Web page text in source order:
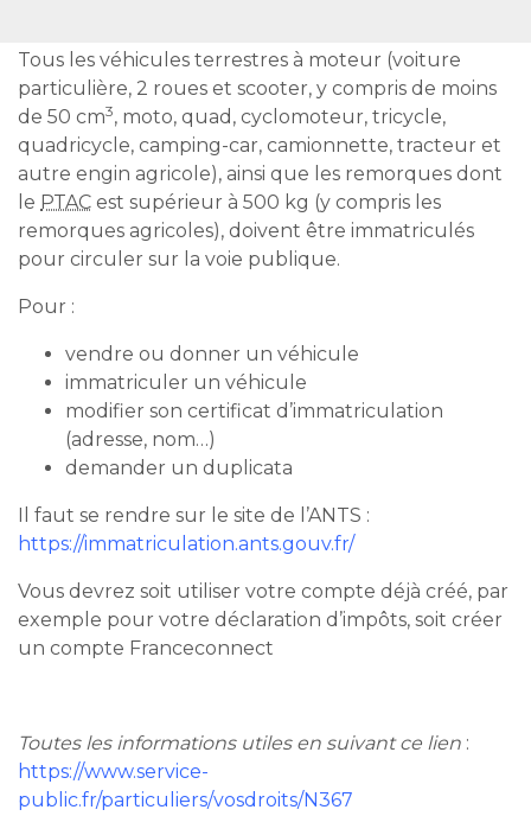
Tous les véhicules terrestres à moteur (voiture
particulière, 2 roues et scooter, y compris de moins
de 50 cm3, moto, quad, cyclomoteur, tricycle,
quadricycle, camping-car, camionnette, tracteur et
autre engin agricole), ainsi que les remorques dont
le PTAC est supérieur à 500 kg (y compris les
remorques agricoles), doivent être immatriculés
pour circuler sur la voie publique.
Pour :
vendre ou donner un véhicule
immatriculer un véhicule
modifier son certificat d’immatriculation
(adresse, nom…)
demander un duplicata
Il faut se rendre sur le site de l’ANTS :
https://immatriculation.ants.gouv.fr/
Vous devrez soit utiliser votre compte déjà créé, par
exemple pour votre déclaration d’impôts, soit créer
un compte Franceconnect
Toutes les informations utiles en suivant ce lien :
https://www.service-
public.fr/particuliers/vosdroits/N367